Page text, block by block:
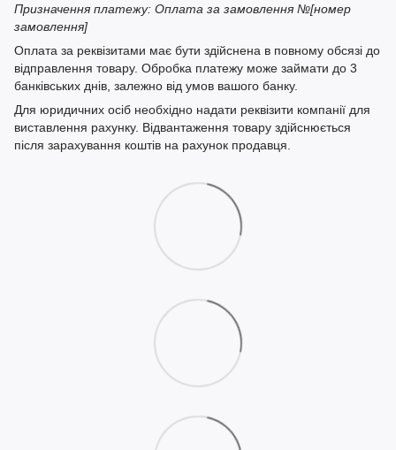
Призначення платежу: Оплата за замовлення №[номер
замовлення]
Оплата за реквізитами має бути здійснена в повному обсязі до
відправлення товару. Обробка платежу може займати до 3
банківських днів, залежно від умов вашого банку.
Для юридичних осіб необхідно надати реквізити компанії для
виставлення рахунку. Відвантаження товару здійснюється
після зарахування коштів на рахунок продавця.